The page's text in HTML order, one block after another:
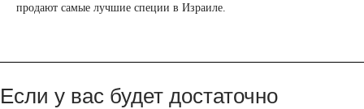
продают самые лучшие специи в Израиле.
Если у вас будет достаточно